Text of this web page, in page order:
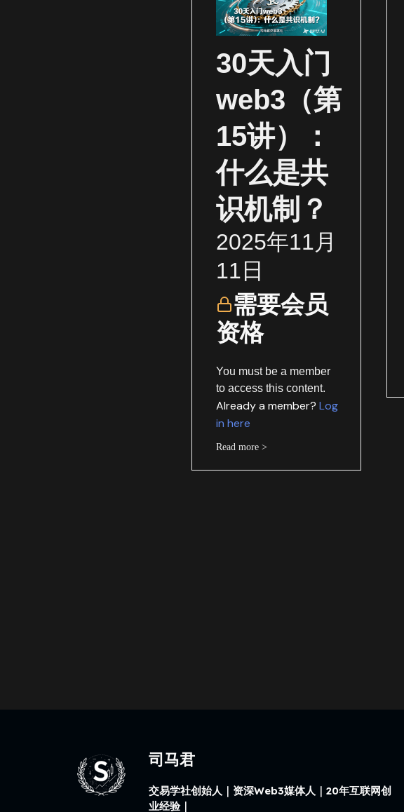
30天入门
web3（第
15讲）：
什么是共
识机制？
2025年11月
11日
需要会员
资格
You must be a member
to access this content.
Already a member? Log
in here
Read more >
司马君
交易学社创始人｜资深Web3媒体人｜20年互联网创
业经验｜